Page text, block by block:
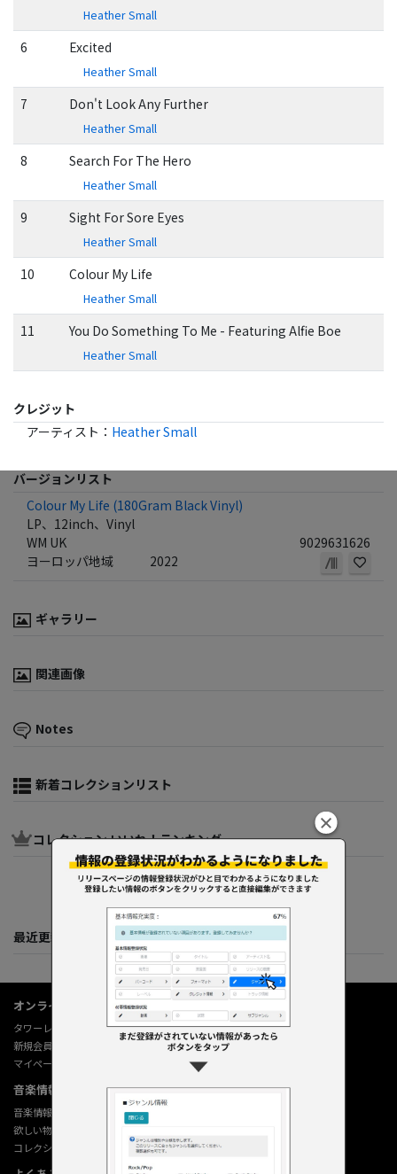
Heather Small
6 Excited
Heather Small
7 Don't Look Any Further
Heather Small
8 Search For The Hero
Heather Small
9 Sight For Sore Eyes
Heather Small
10 Colour My Life
Heather Small
11 You Do Something To Me - Featuring Alfie Boe
Heather Small
クレジット
アーティスト ： Heather Small
バージョンリスト
Colour My Life (180Gram Black Vinyl)
LP、12inch、Vinyl
WM UK
9029631626
ヨーロッパ地域
2022
ギャラリー
関連画像
Notes
新着コレクションリスト
コレクション いいね！ランキング
最近更新してくれた人たち
オンラインショップ情報
タワーレコード オンライン
新規会員登録
マイページ
音楽情報データベース
音楽情報データベース
欲しい物リストの使い方
コレクション機能の使い方